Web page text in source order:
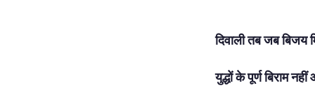
दिवाली तब जब बिजय
युद्धों के पूर्ण बिराम